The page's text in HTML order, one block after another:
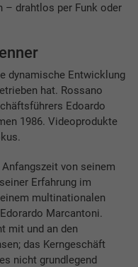
– drahtlos per Funk oder
dynamische Entwicklung
hat. Rossano
Edoardo
1986. Videoprodukte
von seinem
Erfahrung im
multinationalen
Marcantoni.
mit und an den
das Kerngeschäft
nicht grundlegend